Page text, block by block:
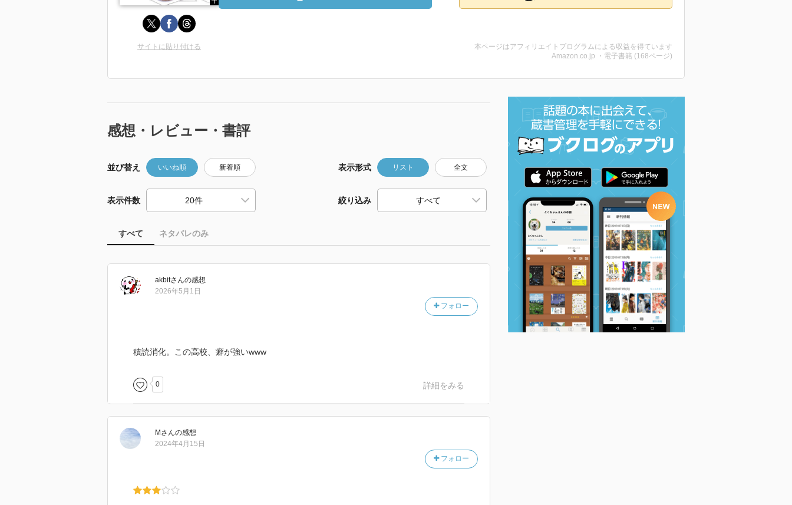
サイトに貼り付ける
本ページはアフィリエイトプログラムによる収益を得ています
Amazon.co.jp ・電子書籍 (168ページ)
感想・レビュー・書評
並び替え いいね順 新着順 表示形式 リスト 全文
表示件数 絞り込み
すべて ネタバレのみ
akbitさんの感想
フォロー
2026年5月1日
積読消化。この高校、癖が強いwww
0 詳細をみる
M さんの感想
フォロー
2024年4月15日